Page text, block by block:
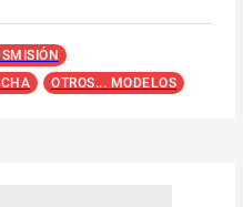
OTROS... MODELOS